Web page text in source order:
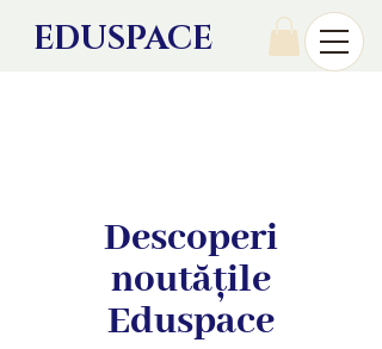
EDUSPACE
Descoperi
noutățile
Eduspace